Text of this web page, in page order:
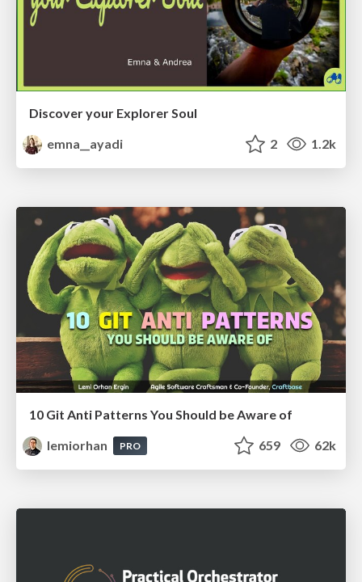
Discover your Explorer Soul
emna__ayadi
2 1.2k
10 Git Anti Patterns You Should be Aware of
lemiorhan
PRO 659 62k